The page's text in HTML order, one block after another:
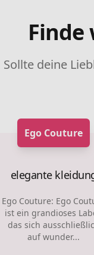
Finde
Sollte deine
Ego Couture
elegante
Ego Couture: Ego
ist ein grandioses
das sich
auf wunder...